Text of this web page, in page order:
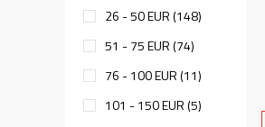
26 - 50 EUR (148)
51 - 75 EUR (74)
76 - 100 EUR (11)
101 - 150 EUR (5)